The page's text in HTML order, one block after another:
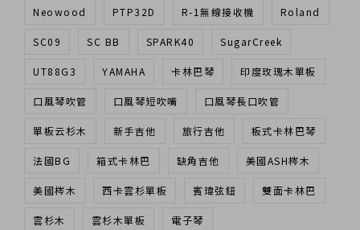
Neowood PTP32D R-1無線接收機 Roland
SC09 SC BB SPARK40 SugarCreek
UT88G3 YAMAHA 卡林巴琴 印度玫瑰木單板
口風琴吹管 口風琴短吹嘴 口風琴長口吹管
單板云杉木 新手吉他 旅行吉他 板式卡林巴琴
法國BG 箱式卡林巴 缺角吉他 美國ASH梣木
美國梣木 西卡雲杉單板 賓瑋弦鈕 雙面卡林巴
雲杉木 雲杉木單板 電子琴